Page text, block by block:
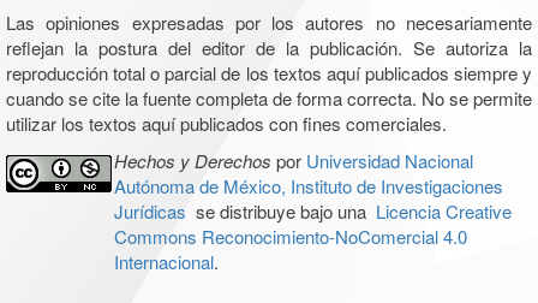
Las opiniones expresadas por los autores no necesariamente
reflejan la postura del editor de la publicación. Se autoriza la
reproducción total o parcial de los textos aquí publicados siempre y
cuando se cite la fuente completa de forma correcta. No se permite
utilizar los textos aquí publicados con fines comerciales.
Hechos y Derechos por Universidad Nacional
Autónoma de México, Instituto de Investigaciones
Jurídicas se distribuye bajo una Licencia Creative
Commons Reconocimiento-NoComercial 4.0
Internacional.